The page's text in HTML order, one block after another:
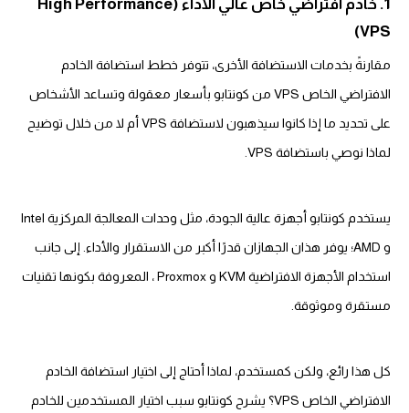
1. خادم افتراضي خاص عالي الأداء (High Performance
VPS)
مقارنةً بخدمات الاستضافة الأخرى، تتوفر خطط استضافة الخادم
الافتراضي الخاص VPS من كونتابو بأسعار معقولة وتساعد الأشخاص
على تحديد ما إذا كانوا سيذهبون لاستضافة VPS أم لا من خلال توضيح
لماذا نوصي باستضافة VPS.
يستخدم كونتابو أجهزة عالية الجودة، مثل وحدات المعالجة المركزية Intel
و AMD؛ يوفر هذان الجهازان قدرًا أكبر من الاستقرار والأداء. إلى جانب
استخدام الأجهزة الافتراضية KVM و Proxmox ، المعروفة بكونها تقنيات
مستقرة وموثوقة.
كل هذا رائع، ولكن كمستخدم، لماذا أحتاج إلى اختيار استضافة الخادم
الافتراضي الخاص VPS؟ يشرح كونتابو سبب اختيار المستخدمين للخادم